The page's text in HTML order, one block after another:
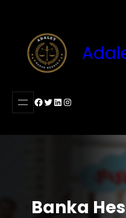
Facebook
Twitter
LinkedIn
Instagram
Banka